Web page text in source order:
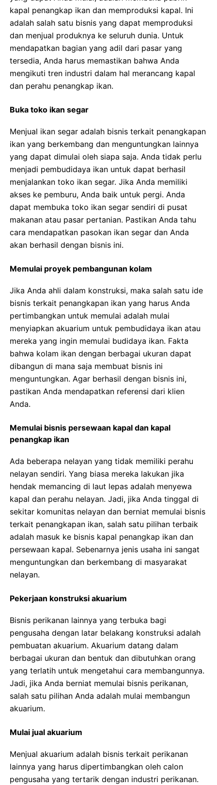
kapal penangkap ikan dan memproduksi kapal. Ini
adalah salah satu bisnis yang dapat memproduksi
dan menjual produknya ke seluruh dunia. Untuk
mendapatkan bagian yang adil dari pasar yang
tersedia, Anda harus memastikan bahwa Anda
mengikuti tren industri dalam hal merancang kapal
dan perahu penangkap ikan.
Buka toko ikan segar
Menjual ikan segar adalah bisnis terkait penangkapan
ikan yang berkembang dan menguntungkan lainnya
yang dapat dimulai oleh siapa saja. Anda tidak perlu
menjadi pembudidaya ikan untuk dapat berhasil
menjalankan toko ikan segar. Jika Anda memiliki
akses ke pemburu, Anda baik untuk pergi. Anda
dapat membuka toko ikan segar sendiri di pusat
makanan atau pasar pertanian. Pastikan Anda tahu
cara mendapatkan pasokan ikan segar dan Anda
akan berhasil dengan bisnis ini.
Memulai proyek pembangunan kolam
Jika Anda ahli dalam konstruksi, maka salah satu ide
bisnis terkait penangkapan ikan yang harus Anda
pertimbangkan untuk memulai adalah mulai
menyiapkan akuarium untuk pembudidaya ikan atau
mereka yang ingin memulai budidaya ikan. Fakta
bahwa kolam ikan dengan berbagai ukuran dapat
dibangun di mana saja membuat bisnis ini
menguntungkan. Agar berhasil dengan bisnis ini,
pastikan Anda mendapatkan referensi dari klien
Anda.
Memulai bisnis persewaan kapal dan kapal
penangkap ikan
Ada beberapa nelayan yang tidak memiliki perahu
nelayan sendiri. Yang biasa mereka lakukan jika
hendak memancing di laut lepas adalah menyewa
kapal dan perahu nelayan. Jadi, jika Anda tinggal di
sekitar komunitas nelayan dan berniat memulai bisnis
terkait penangkapan ikan, salah satu pilihan terbaik
adalah masuk ke bisnis kapal penangkap ikan dan
persewaan kapal. Sebenarnya jenis usaha ini sangat
menguntungkan dan berkembang di masyarakat
nelayan.
Pekerjaan konstruksi akuarium
Bisnis perikanan lainnya yang terbuka bagi
pengusaha dengan latar belakang konstruksi adalah
pembuatan akuarium. Akuarium datang dalam
berbagai ukuran dan bentuk dan dibutuhkan orang
yang terlatih untuk mengetahui cara membangunnya.
Jadi, jika Anda berniat memulai bisnis perikanan,
salah satu pilihan Anda adalah mulai membangun
akuarium.
Mulai jual akuarium
Menjual akuarium adalah bisnis terkait perikanan
lainnya yang harus dipertimbangkan oleh calon
pengusaha yang tertarik dengan industri perikanan.